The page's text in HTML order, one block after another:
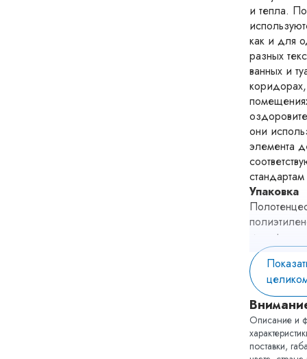
и тепла.
как и для
разных
ванных и
они
элемента
стандартам
Упаковка
из
На
течение 7
при
Описание и
поставки,